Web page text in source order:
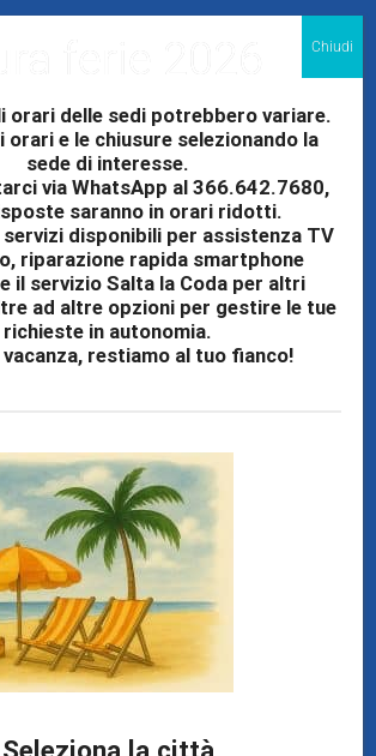
IL TUO TABLET
— ESTENSIONE
E COPERTURA
ACCIDENTALI
tablet Samsung, Elettronica Cicala
servizi per proteggere il tuo
del tuo tablet Galaxy Tab di 12
la garanzia convenzionale.
scadenza dei 24 mesi dall'acquisto,
le nostre sedi di Palermo. Prezzo:
1CXXT0HC).
Garanzia Samsung
DANNI ACCIDENTALI
orari delle sedi potrebbero variare.
orari e le chiusure selezionando la
sede di interesse.
via WhatsApp al 366.642.7680,
saranno in orari ridotti.
disponibili per assistenza TV
riparazione rapida smartphone
il servizio Salta la Coda per altri
ad altre opzioni per gestire le tue
richieste in autonomia.
vacanza, restiamo al tuo fianco!
Chiudi